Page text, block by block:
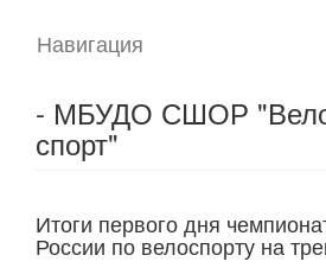
Навигация
- МБУДО СШОР
спорт"
Итоги первого дня
России по велоспорту на